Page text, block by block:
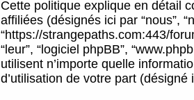
Cette politique explique en détail
affiliées (désignés ici par “nous”,
“https://strangepaths.com:443/
“leur”, “logiciel phpBB”,
utilisent n’importe quelle
d’utilisation de votre part (désigné